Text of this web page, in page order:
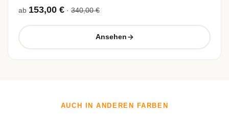
ab 153,00 € · 340,00 €
Ansehen
AUCH IN ANDEREN FARBEN